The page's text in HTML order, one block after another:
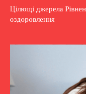
Цілющі джерела
оздоровлення